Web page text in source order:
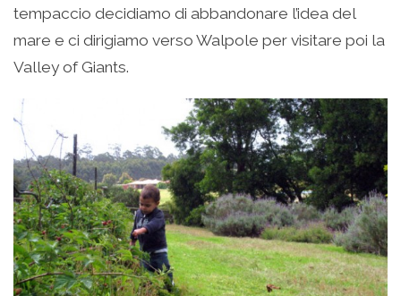
tempaccio decidiamo di abbandonare l’idea del
mare e ci dirigiamo verso Walpole per visitare poi la
Valley of Giants.